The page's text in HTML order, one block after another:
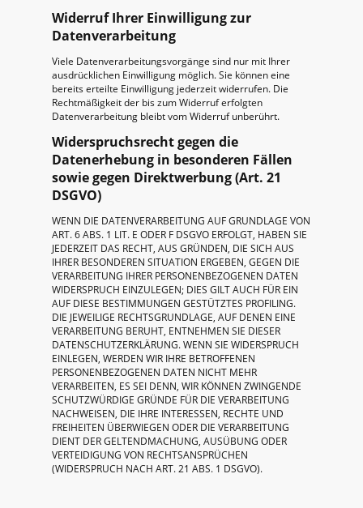
Widerruf Ihrer Einwilligung zur
Datenverarbeitung
Viele Datenverarbeitungsvorgänge sind nur mit Ihrer
ausdrücklichen Einwilligung möglich. Sie können eine
bereits erteilte Einwilligung jederzeit widerrufen. Die
Rechtmäßigkeit der bis zum Widerruf erfolgten
Datenverarbeitung bleibt vom Widerruf unberührt.
Widerspruchsrecht gegen die
Datenerhebung in besonderen Fällen
sowie gegen Direktwerbung (Art. 21
DSGVO)
WENN DIE DATENVERARBEITUNG AUF GRUNDLAGE VON
ART. 6 ABS. 1 LIT. E ODER F DSGVO ERFOLGT, HABEN SIE
JEDERZEIT DAS RECHT, AUS GRÜNDEN, DIE SICH AUS
IHRER BESONDEREN SITUATION ERGEBEN, GEGEN DIE
VERARBEITUNG IHRER PERSONENBEZOGENEN DATEN
WIDERSPRUCH EINZULEGEN; DIES GILT AUCH FÜR EIN
AUF DIESE BESTIMMUNGEN GESTÜTZTES PROFILING.
DIE JEWEILIGE RECHTSGRUNDLAGE, AUF DENEN EINE
VERARBEITUNG BERUHT, ENTNEHMEN SIE DIESER
DATENSCHUTZERKLÄRUNG. WENN SIE WIDERSPRUCH
EINLEGEN, WERDEN WIR IHRE BETROFFENEN
PERSONENBEZOGENEN DATEN NICHT MEHR
VERARBEITEN, ES SEI DENN, WIR KÖNNEN ZWINGENDE
SCHUTZWÜRDIGE GRÜNDE FÜR DIE VERARBEITUNG
NACHWEISEN, DIE IHRE INTERESSEN, RECHTE UND
FREIHEITEN ÜBERWIEGEN ODER DIE VERARBEITUNG
DIENT DER GELTENDMACHUNG, AUSÜBUNG ODER
VERTEIDIGUNG VON RECHTSANSPRÜCHEN
(WIDERSPRUCH NACH ART. 21 ABS. 1 DSGVO).